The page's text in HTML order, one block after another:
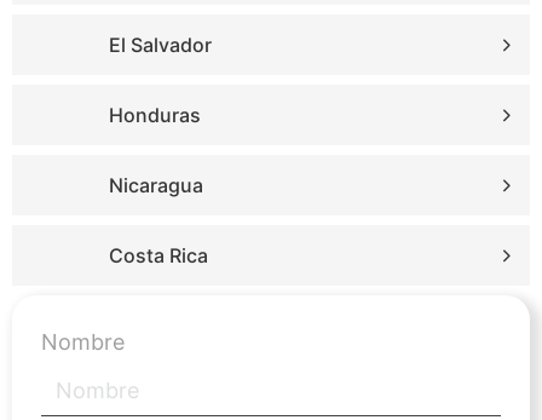
El Salvador
Honduras
Nicaragua
Costa Rica
Nombre